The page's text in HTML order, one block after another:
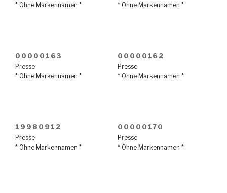
* Ohne Markennamen *
* Ohne Markennamen *
00000163
Presse
* Ohne Markennamen *
00000162
Presse
* Ohne Markennamen *
19980912
Presse
* Ohne Markennamen *
00000170
Presse
* Ohne Markennamen *